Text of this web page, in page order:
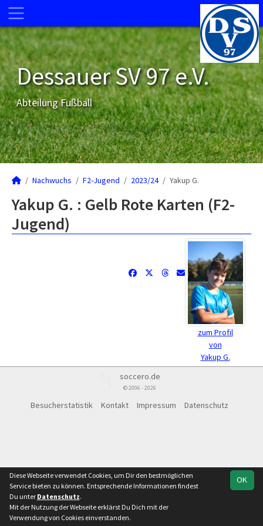
Dessauer SV 97 e.V.
Abteilung Fußball
Nachwuchs F2-Jugend 2023/24 Yakup G.
Yakup G. : Gelb Rote Karten (F2-
Jugend)
zum Profil
von
Yakup G.
soccero.de
© 2006 - 2026
Besucherstatistik Kontakt Impressum Datenschutz
OK
Diese Webseite verwendet Cookies, um Dir den bestmöglichen
Service bieten zu können. Entsprechende Informationen findest
Du unter Datenschutz.
Mit der Nutzung der Webseite erklärst Du Dich mit der
Verwendung von Cookies einverstanden.